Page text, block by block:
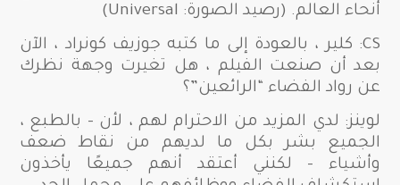
أنحاء العالم. (رصيد الصورة: Universal)
CS: كلير ، بالعودة إلى ما كتبه جوزيف كونراد ، الآن
بعد أن صنعت الفيلم ، هل تغيرت وجهة نظرك
عن رواد الفضاء “الرائعين”؟
لوينز: لدي المزيد من الاحترام لهم ، لأن – بالطبع ،
الجميع بشر بكل ما لديهم من نقاط ضعف
وأشياء – لكنني أعتقد أنهم جميعًا يأخذون